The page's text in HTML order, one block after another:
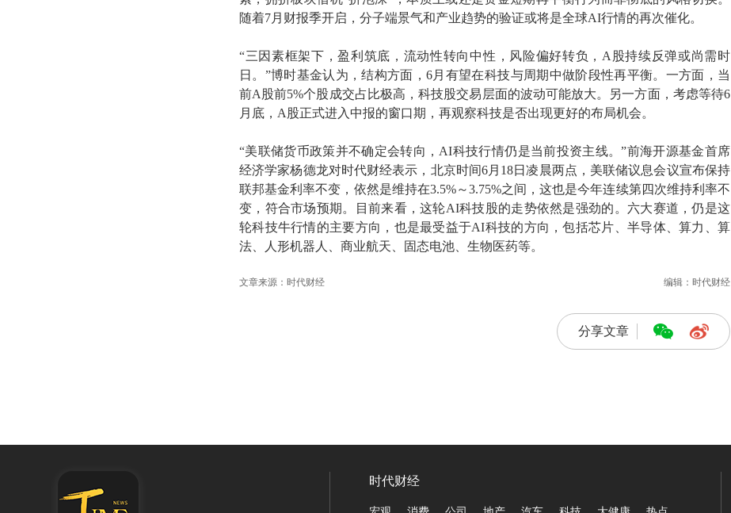
随着7月财报季开启，分子端景气和产业趋势的验证或将是全球AI行情的再次催化。
“三因素框架下，盈利筑底，流动性转向中性，风险偏好转负，A股持续反弹或尚需时
日。”博时基金认为，结构方面，6月有望在科技与周期中做阶段性再平衡。一方面，当
前A股前5%个股成交占比极高，科技股交易层面的波动可能放大。另一方面，考虑等待6
月底，A股正式进入中报的窗口期，再观察科技是否出现更好的布局机会。
“美联储货币政策并不确定会转向，AI科技行情仍是当前投资主线。”前海开源基金首席
经济学家杨德龙对时代财经表示，北京时间6月18日凌晨两点，美联储议息会议宣布保持
联邦基金利率不变，依然是维持在3.5%～3.75%之间，这也是今年连续第四次维持利率不
变，符合市场预期。目前来看，这轮AI科技股的走势依然是强劲的。六大赛道，仍是这
轮科技牛行情的主要方向，也是最受益于AI科技的方向，包括芯片、半导体、算力、算
法、人形机器人、商业航天、固态电池、生物医药等。
文章来源：时代财经 编辑：时代财经
分享文章
时代财经